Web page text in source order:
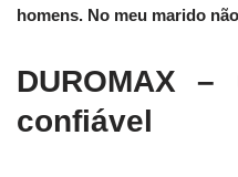
homens. No meu marido
DUROMAX
confiável